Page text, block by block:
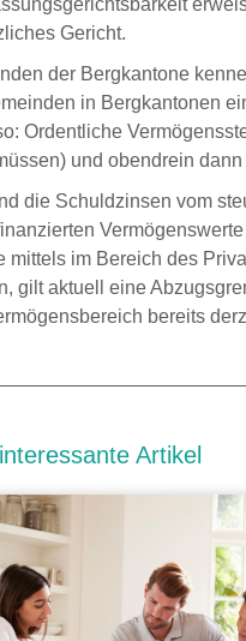
Gericht.
der Bergkantone
in Bergkantonen
Ordentliche
und obendrein
die Schuldzinsen vom
mittels im Bereich des
gilt aktuell eine
bereits
Artikel